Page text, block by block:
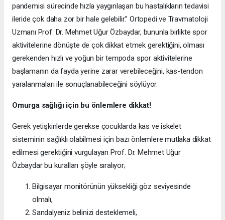
pandemisi sürecinde hızla yaygınlaşan bu hastalıkların tedavisi
ileride çok daha zor bir hale gelebilir.” Ortopedi ve Travmatoloji
Uzmanı Prof. Dr. Mehmet Uğur Özbaydar, bununla birlikte spor
aktivitelerine dönüşte de çok dikkat etmek gerektiğini, olması
gerekenden hızlı ve yoğun bir tempoda spor aktivitelerine
başlamanın da fayda yerine zarar verebileceğini, kas-tendon
yaralanmaları ile sonuçlanabileceğini söylüyor.
Omurga sağlığı için bu önlemlere dikkat!
Gerek yetişkinlerde gerekse çocuklarda kas ve iskelet
sisteminin sağlıklı olabilmesi için bazı önlemlere mutlaka dikkat
edilmesi gerektiğini vurgulayan Prof. Dr. Mehmet Uğur
Özbaydar bu kuralları şöyle sıralıyor;
Bilgisayar monitörünün yüksekliği göz seviyesinde
olmalı,
Sandalyeniz belinizi desteklemeli,